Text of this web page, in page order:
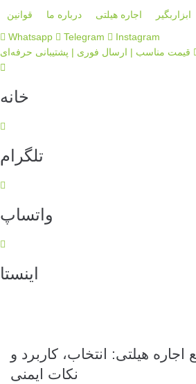
ابزاربگیر اجاره هیلتی درباره ما
قوانین
Whatsapp
Telegram
Instagram
قیمت مناسب | ارسال فوری | پشتیبانی حرفه‌ای
خانه
تلگرام
واتساپ
اینستا
اجاره هیلتی: انتخاب، کاربرد و
نکات ایمنی